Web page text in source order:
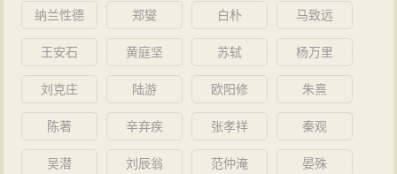
纳兰性德 郑燮 白朴 马致远
王安石 黄庭坚 苏轼 杨万里
刘克庄 陆游 欧阳修 朱熹
陈著 辛弃疾 张孝祥 秦观
吴潜 刘辰翁 范仲淹 晏殊